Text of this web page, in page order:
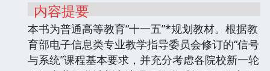
内容提要
本书为普通高等教育“十一五”*规划教材。根据教
育部电子信息类专业教学指导委员会修订的“信号
与系统”课程基本要求，并充分考虑各院校新一轮